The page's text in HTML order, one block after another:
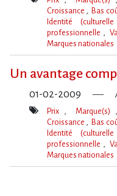
Mot(s)-
Croissance
Bas
Identité
professionnelle
Marques nationales
Un avantage
01-02-2009
Mot(s)-
Prix Marque(s)
Croissance
Bas
Identité
professionnelle
Marques nationales